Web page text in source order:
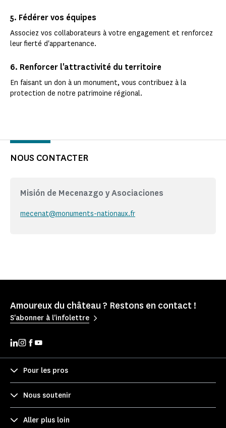
5. Fédérer vos équipes
Associez vos collaborateurs à votre engagement et renforcez
leur fierté d'appartenance.
6. Renforcer l'attractivité du territoire
En faisant un don à un monument, vous contribuez à la
protection de notre patrimoine régional.
NOUS CONTACTER
Misión de Mecenazgo y Asociaciones
mecenat@monuments-nationaux.fr
Amoureux du château ? Restons en contact !
S'abonner à l'infolettre
Pour les pros
Nous soutenir
Aller plus loin